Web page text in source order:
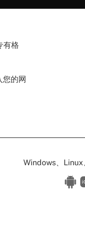
有格
您的网
Available
Windows、Linux